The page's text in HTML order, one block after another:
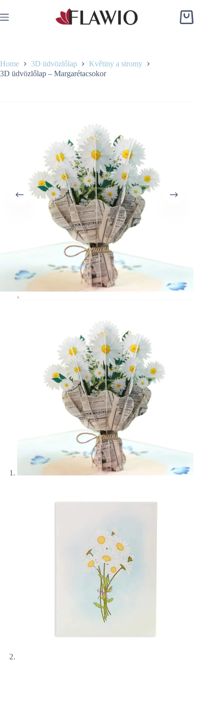
to
content
Shopping
cart
Home 3D üdvözlőlap
Květiny a stromy
3D üdvözlőlap – Margarétacsokor